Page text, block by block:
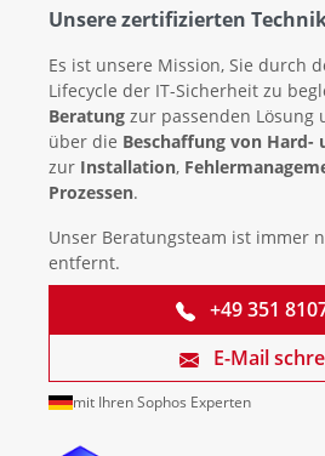
Unsere zertifizierten
Es ist unsere Mission, Sie durch
Lifecycle der IT-Sicherheit zu
Beratung zur passenden Lösung
über die Beschaffung von Hard-
zur Installation,
Prozessen.
Unser Beratungsteam ist immer
entfernt.
+49 351
E-Mail
mit Ihren Sophos Experten